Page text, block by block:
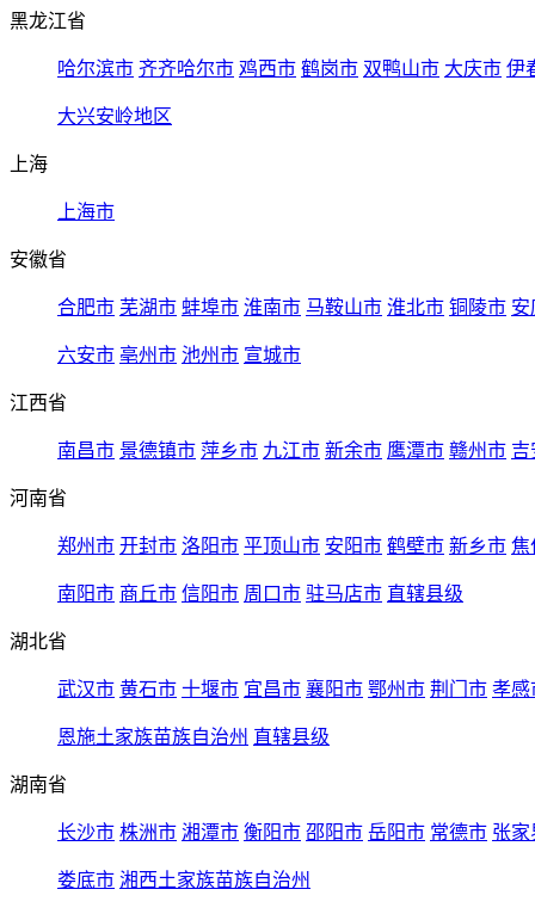
黑龙江省
哈尔滨市 齐齐哈尔市 鸡西市 鹤岗市 双鸭山市 大庆市 伊
大兴安岭地区
上海
上海市
安徽省
合肥市 芜湖市 蚌埠市 淮南市 马鞍山市 淮北市 铜陵市 安
六安市 亳州市 池州市 宣城市
江西省
南昌市 景德镇市 萍乡市 九江市 新余市 鹰潭市 赣州市 吉
河南省
郑州市 开封市 洛阳市 平顶山市 安阳市 鹤壁市 新乡市 焦
南阳市 商丘市 信阳市 周口市 驻马店市 直辖县级
湖北省
武汉市 黄石市 十堰市 宜昌市 襄阳市 鄂州市 荆门市 孝感
恩施土家族苗族自治州 直辖县级
湖南省
长沙市 株洲市 湘潭市 衡阳市 邵阳市 岳阳市 常德市 张家
娄底市 湘西土家族苗族自治州